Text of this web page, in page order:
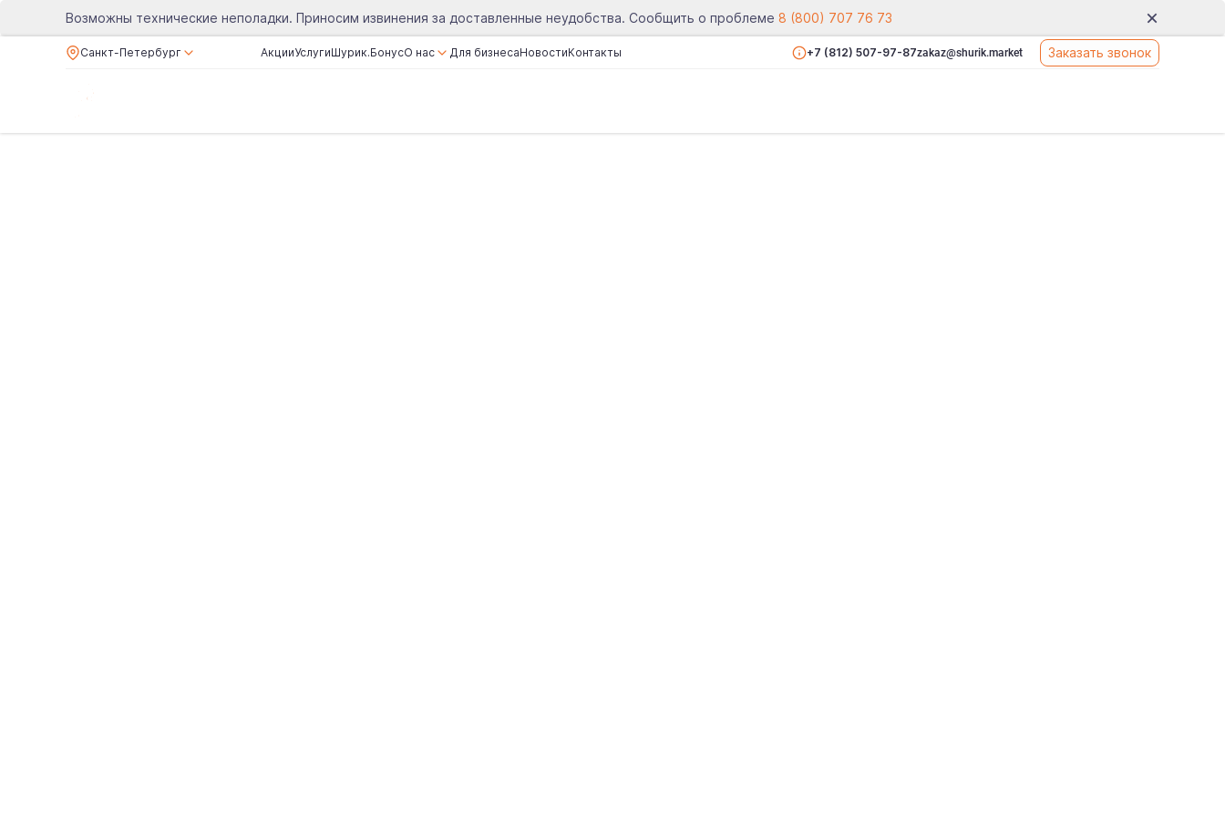
Возможны технические неполадки. Приносим извинения за доставленные неудобства. Сообщить о проблеме 8 (800) 707 76 73
Санкт-Петербург АкцииУслугиШурик.БонусО нас Для бизнесаНовостиКонтакты +7 (812) 507-97-87zakaz@shurik.market Заказать звонок